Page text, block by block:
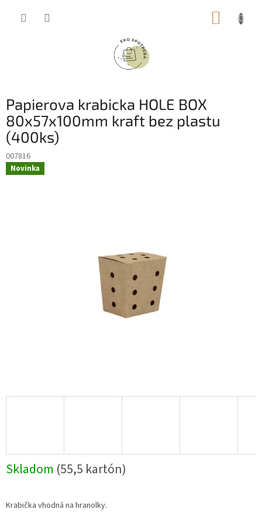
Papierova krabicka HOLE BOX
80x57x100mm kraft bez plastu
(400ks)
007816
Novinka
Skladom (55,5 kartón)
Krabička vhodná na hranolky.